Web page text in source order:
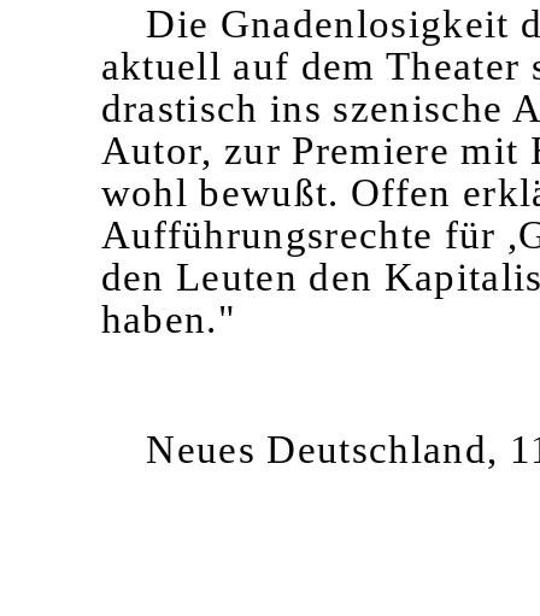
Die Gnadenlosigkeit
aktuell auf dem
drastisch ins szenische
Autor, zur Premiere mit
wohl bewußt. Offen
Aufführungsrechte für
den Leuten den
haben."
Neues Deutschland,